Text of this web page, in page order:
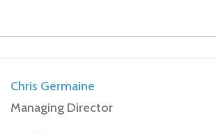
Chris Germaine
Managing Director